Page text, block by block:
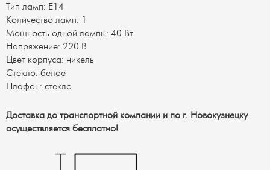
Тип ламп: Е14
Количество ламп: 1
Мощность одной лампы: 40 Вт
Напряжение: 220 В
Цвет корпуса: никель
Стекло: белое
Плафон: стекло
Доставка до транспортной компании и по г. Новокузнецку
осуществляется бесплатно!